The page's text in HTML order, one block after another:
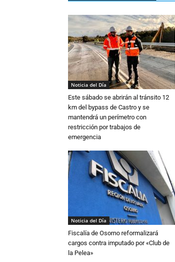
Noticia del Día
Este sábado se abrirán al tránsito 12
km del bypass de Castro y se
mantendrá un perímetro con
restricción por trabajos de
emergencia
Noticia del Día
Fiscalía de Osorno reformalizará
cargos contra imputado por «Club de
la Pelea»